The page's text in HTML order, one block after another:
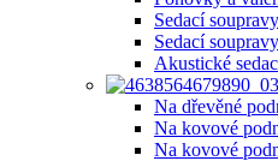
Sedací
Sedací
Akustické
Na dřevěné
Na kovové
Na kovové